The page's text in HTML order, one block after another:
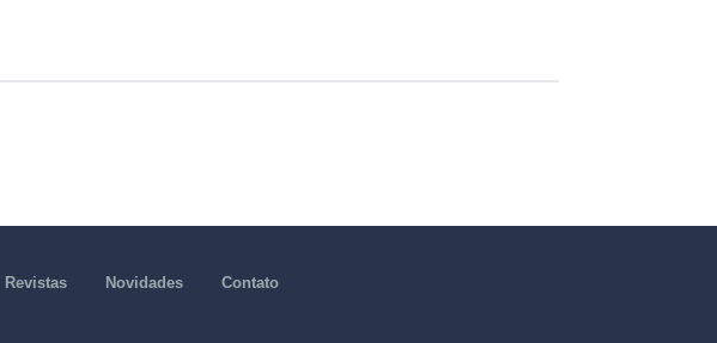
Revistas Novidades Contato